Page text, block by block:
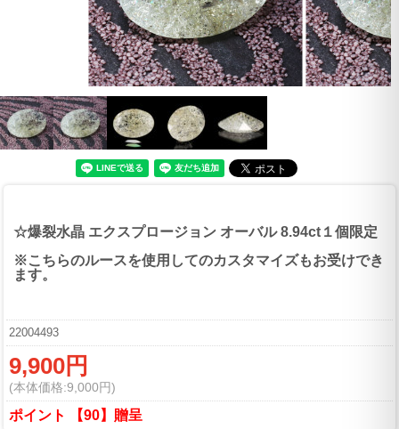
☆爆裂水晶 エクスプロージョン オーバル 8.94ct１個限定
※こちらのルースを使用してのカスタマイズもお受けでき
ます。
22004493
9,900円
(本体価格:9,000円)
ポイント 【90】贈呈